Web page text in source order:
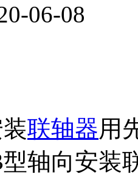
06-08
联轴器用
型轴向安装